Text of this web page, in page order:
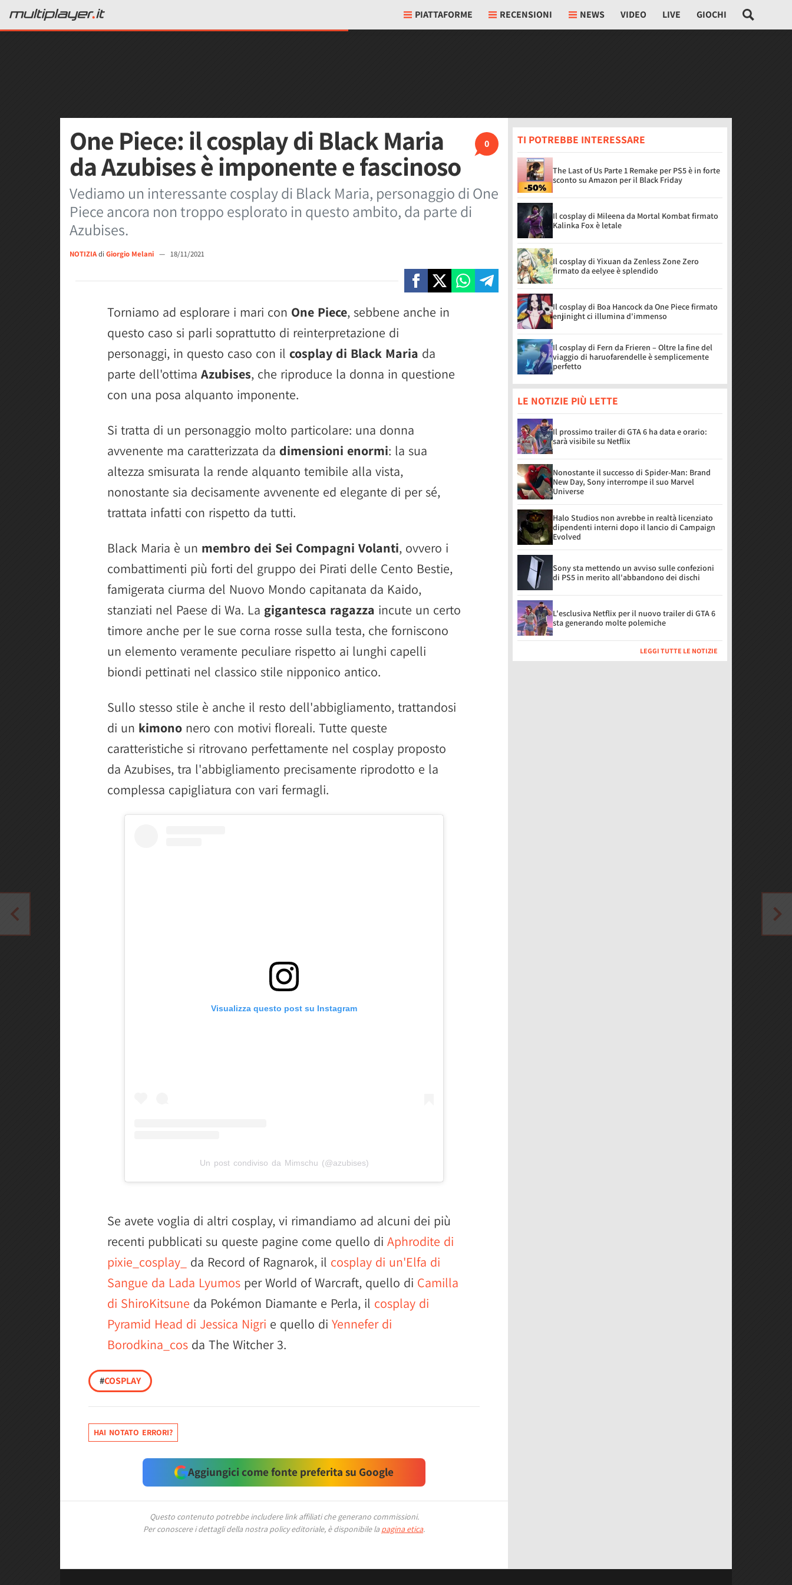
PIATTAFORME RECENSIONI NEWS VIDEO LIVE GIOCHI
0
One Piece: il cosplay di Black Maria
da Azubises è imponente e fascinoso
Vediamo un interessante cosplay di Black Maria, personaggio di One
Piece ancora non troppo esplorato in questo ambito, da parte di
Azubises.
NOTIZIAdi Giorgio Melani — 18/11/2021
Torniamo ad esplorare i mari con One Piece, sebbene anche in
questo caso si parli soprattutto di reinterpretazione di
personaggi, in questo caso con il cosplay di Black Maria da
parte dell'ottima Azubises, che riproduce la donna in questione
con una posa alquanto imponente.
Si tratta di un personaggio molto particolare: una donna
avvenente ma caratterizzata da dimensioni enormi: la sua
altezza smisurata la rende alquanto temibile alla vista,
nonostante sia decisamente avvenente ed elegante di per sé,
trattata infatti con rispetto da tutti.
Black Maria è un membro dei Sei Compagni Volanti, ovvero i
combattimenti più forti del gruppo dei Pirati delle Cento Bestie,
famigerata ciurma del Nuovo Mondo capitanata da Kaido,
stanziati nel Paese di Wa. La gigantesca ragazza incute un certo
timore anche per le sue corna rosse sulla testa, che forniscono
un elemento veramente peculiare rispetto ai lunghi capelli
biondi pettinati nel classico stile nipponico antico.
Sullo stesso stile è anche il resto dell'abbigliamento, trattandosi
di un kimono nero con motivi floreali. Tutte queste
caratteristiche si ritrovano perfettamente nel cosplay proposto
da Azubises, tra l'abbigliamento precisamente riprodotto e la
complessa capigliatura con vari fermagli.
Visualizza questo post su Instagram
Un post condiviso da Mimschu (@azubises)
Se avete voglia di altri cosplay, vi rimandiamo ad alcuni dei più
recenti pubblicati su queste pagine come quello di Aphrodite di
pixie_cosplay_
da Record of Ragnarok, il cosplay di un'Elfa di
Sangue da Lada Lyumos per World of Warcraft, quello di Camilla
di ShiroKitsune da Pokémon Diamante e Perla, il cosplay di
Pyramid Head di Jessica Nigri e quello di Yennefer di
Borodkina_cos da The Witcher 3.
#COSPLAY
HAI NOTATO ERRORI?
Aggiungici come fonte preferita su Google
Questo contenuto potrebbe includere link affiliati che generano commissioni.
Per conoscere i dettagli della nostra policy editoriale, è disponibile la pagina etica.
TI POTREBBE INTERESSARE
The Last of Us Parte 1 Remake per PS5 è in forte
sconto su Amazon per il Black Friday
Il cosplay di Mileena da Mortal Kombat firmato
Kalinka Fox è letale
Il cosplay di Yixuan da Zenless Zone Zero
firmato da eelyee è splendido
Il cosplay di Boa Hancock da One Piece firmato
enjinight ci illumina d'immenso
Il cosplay di Fern da Frieren – Oltre la fine del
viaggio di haruofarendelle è semplicemente
perfetto
LE NOTIZIE PIÙ LETTE
Il prossimo trailer di GTA 6 ha data e orario:
sarà visibile su Netflix
Nonostante il successo di Spider-Man: Brand
New Day, Sony interrompe il suo Marvel
Universe
Halo Studios non avrebbe in realtà licenziato
dipendenti interni dopo il lancio di Campaign
Evolved
Sony sta mettendo un avviso sulle confezioni
di PS5 in merito all'abbandono dei dischi
L'esclusiva Netflix per il nuovo trailer di GTA 6
sta generando molte polemiche
LEGGI TUTTE LE NOTIZIE